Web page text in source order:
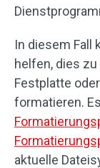
In diesem Fall
helfen, dies
Festplatte
formatieren.
aktuelle